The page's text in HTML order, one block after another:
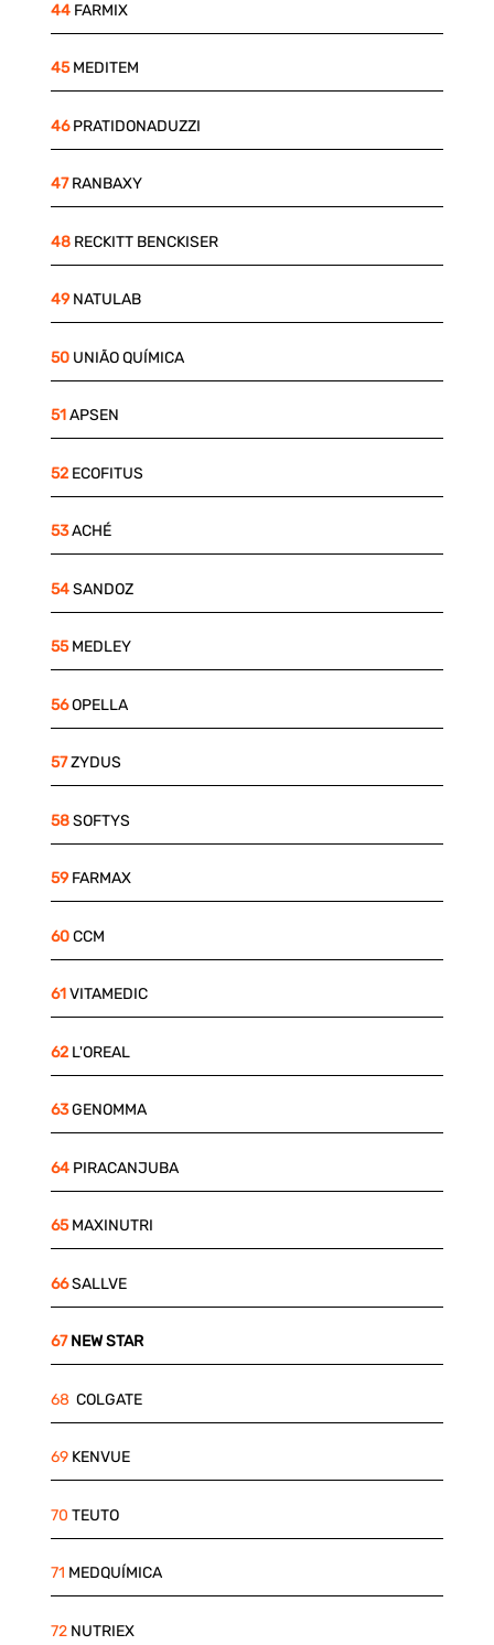
44FARMIX
45MEDITEM
46PRATIDONADUZZI
47RANBAXY
48RECKITT BENCKISER
49NATULAB
50UNIÃO QUÍMICA
51APSEN
52ECOFITUS
53ACHÉ
54SANDOZ
55MEDLEY
56OPELLA
57ZYDUS
58SOFTYS
59FARMAX
60CCM
61VITAMEDIC
62L'OREAL
63GENOMMA
64PIRACANJUBA
65MAXINUTRI
66SALLVE
67NEW STAR
68 COLGATE
69KENVUE
70 TEUTO
71 MEDQUÍMICA
72NUTRIEX